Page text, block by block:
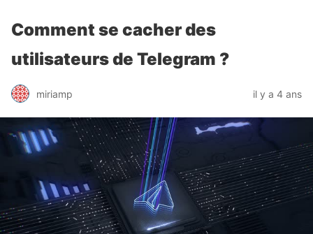
Comment se cacher des
utilisateurs de Telegram ?
miriamp il y a 4 ans